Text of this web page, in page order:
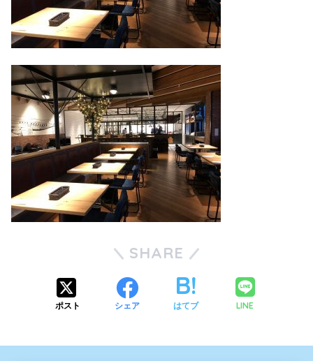
SHARE
ポスト シェア はてブ LINE